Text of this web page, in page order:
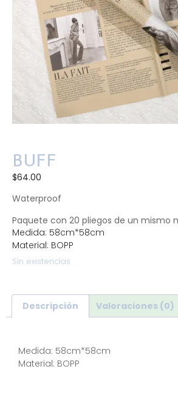
BUFF
$64.00
Waterproof
Paquete con 20 pliegos de un mismo
Medida: 58cm*58cm
Material: BOPP
Sin existencias
Descripción Valoraciones (0)
Medida: 58cm*58cm
Material: BOPP